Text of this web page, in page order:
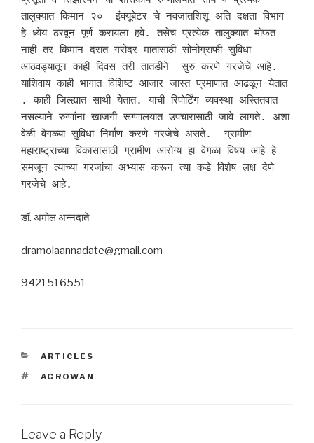
तालुक्यात किमान २०  इंक्यूबेटर चे नवजातशिशू अति दक्षता विभाग
हे ध्येय ठरवून पूर्ण करायला हवे. तसेच प्रत्येक तालुक्यात मोफत
नाही तर किमान दरात गरोदर मातांसाठी सोनोग्राफी सुविधा
आठवड्यातून काही दिवस तरी तातडीने  सुरु करणे गरजेचे आहे.
याशिवाय काही भागात विशिष्ट आजार जास्त प्रमाणात आढळून येतात
. काही जिल्ह्यात साथी येतात. याची रिपोर्टिंग व्यवस्था अस्तितवात
नसल्याने रुग्णांना खाजगी रूग्णालयात उपचारासाठी जावे लागते. अशा
वेळी वेगळ्या सुविधा निर्माण करणे गरजेचे असते.  ग्रामीण
महाराष्ट्राच्या विकासासाठी ग्रामीण आरोग्य हा वेगळा विषय आहे हे
समजून त्याच्या गरजांचा अभ्यास करून त्या कडे विशेष लक्ष देणे
गरजेचे आहे.
डॉ. अमोल अन्नदाते
dramolaannadate@gmail.com
9421516551
CATEGORIES
ARTICLES
TAGS
AGROWAN
Leave a Reply